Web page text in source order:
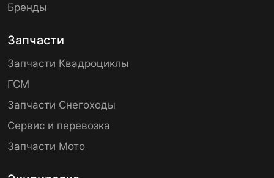
Бренды
Запчасти
Запчасти Квадроциклы
ГСМ
Запчасти Снегоходы
Сервис и перевозка
Запчасти Мото